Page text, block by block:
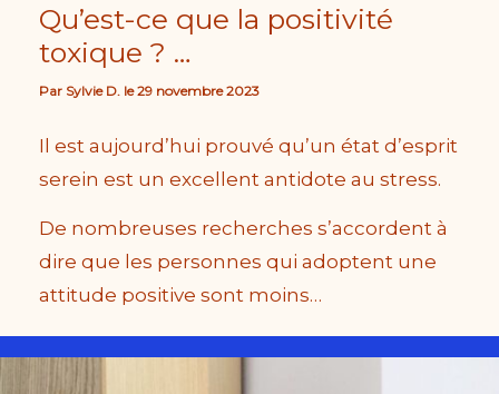
Qu’est-ce que la positivité
toxique ? …
Par Sylvie D. le29 novembre 2023
Il est aujourd’hui prouvé qu’un état d’esprit
serein est un excellent antidote au stress.
De nombreuses recherches s’accordent à
dire que les personnes qui adoptent une
attitude positive sont moins…